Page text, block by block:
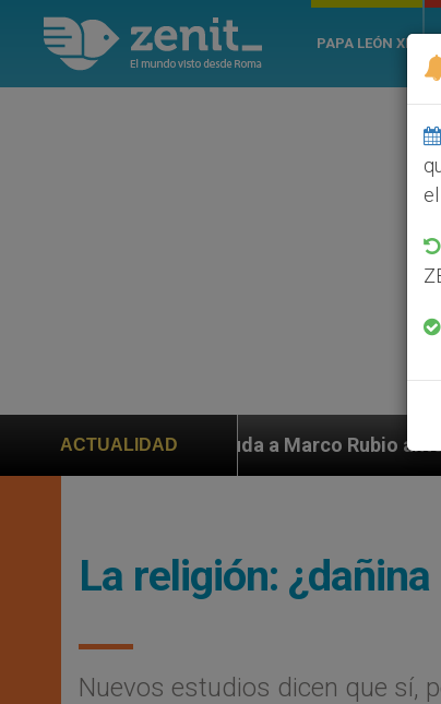
PAPA LEÓN XIV
ACTUALIDAD
ayuda a Marco Rubio ante persecución de
La religión:
Nuevos estudios dicen que sí,